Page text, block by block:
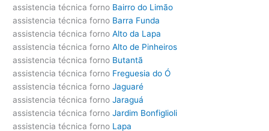
assistencia técnica forno Bairro do Limão
assistencia técnica forno Barra Funda
assistencia técnica forno Alto da Lapa
assistencia técnica forno Alto de Pinheiros
assistencia técnica forno Butantã
assistencia técnica forno Freguesia do Ó
assistencia técnica forno Jaguaré
assistencia técnica forno Jaraguá
assistencia técnica forno Jardim Bonfiglioli
assistencia técnica forno Lapa